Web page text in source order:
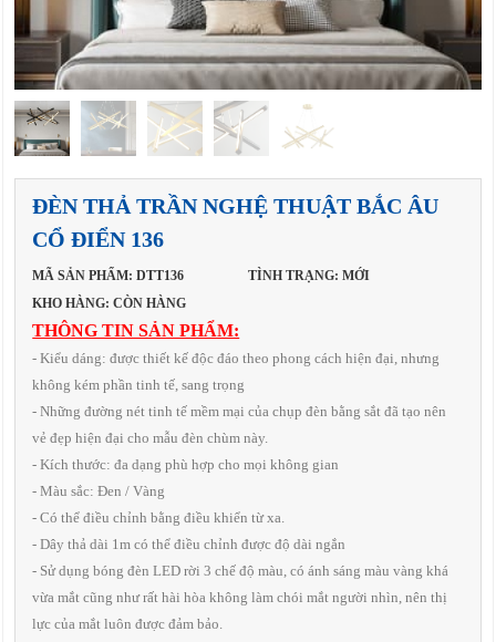
ĐÈN THẢ TRẦN NGHỆ THUẬT BẮC ÂU
CỔ ĐIỂN 136
MÃ SẢN PHẨM: DTT136
TÌNH TRẠNG: MỚI
KHO HÀNG: CÒN HÀNG
THÔNG TIN SẢN PHẨM:
- Kiểu dáng: được thiết kế độc đáo theo phong cách hiện đại, nhưng
không kém phần tinh tế, sang trọng
- Những đường nét tinh tế mềm mại của chụp đèn bằng sắt đã tạo nên
vẻ đẹp hiện đại cho mẫu đèn chùm này.
- Kích thước: đa dạng phù hợp cho mọi không gian
- Màu sắc: Đen / Vàng
- Có thể điều chỉnh bằng điều khiển từ xa.
- Dây thả dài 1m có thể điều chỉnh được độ dài ngắn
- Sử dụng bóng đèn LED rời 3 chế độ màu, có ánh sáng màu vàng khá
vừa mắt cũng như rất hài hòa không làm chói mắt người nhìn, nên thị
lực của mắt luôn được đảm bảo.